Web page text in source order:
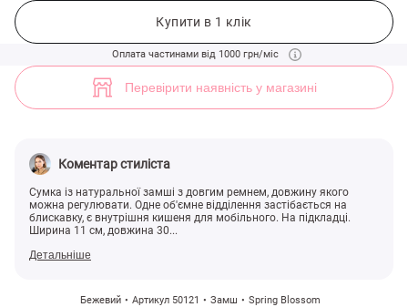
Купити в 1 клік
Оплата частинами від 1000 грн/міс
Перевірити наявність у магазині
Коментар стиліста
Сумка із натуральної замші з довгим ремнем, довжину якого
можна регулювати. Одне об'ємне відділення застібається на
блискавку, є внутрішня кишеня для мобільного. На підкладці.
Ширина 11 см, довжина 30...
Детальніше
Бежевий Артикул 50121 Замш Spring Blossom
Бежева замшева сумка-багет з ремнем (арт. 50121) ♡ інтернет-